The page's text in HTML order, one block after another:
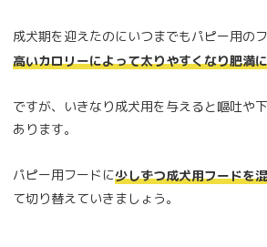
成犬期を迎えたのにいつまでもパピー用の
高いカロリーによって太りやすくなり肥満
ですが、いきなり成犬用を与えると嘔吐や
あります。
パピー用フードに少しずつ成犬用フードを
て切り替えていきましょう。